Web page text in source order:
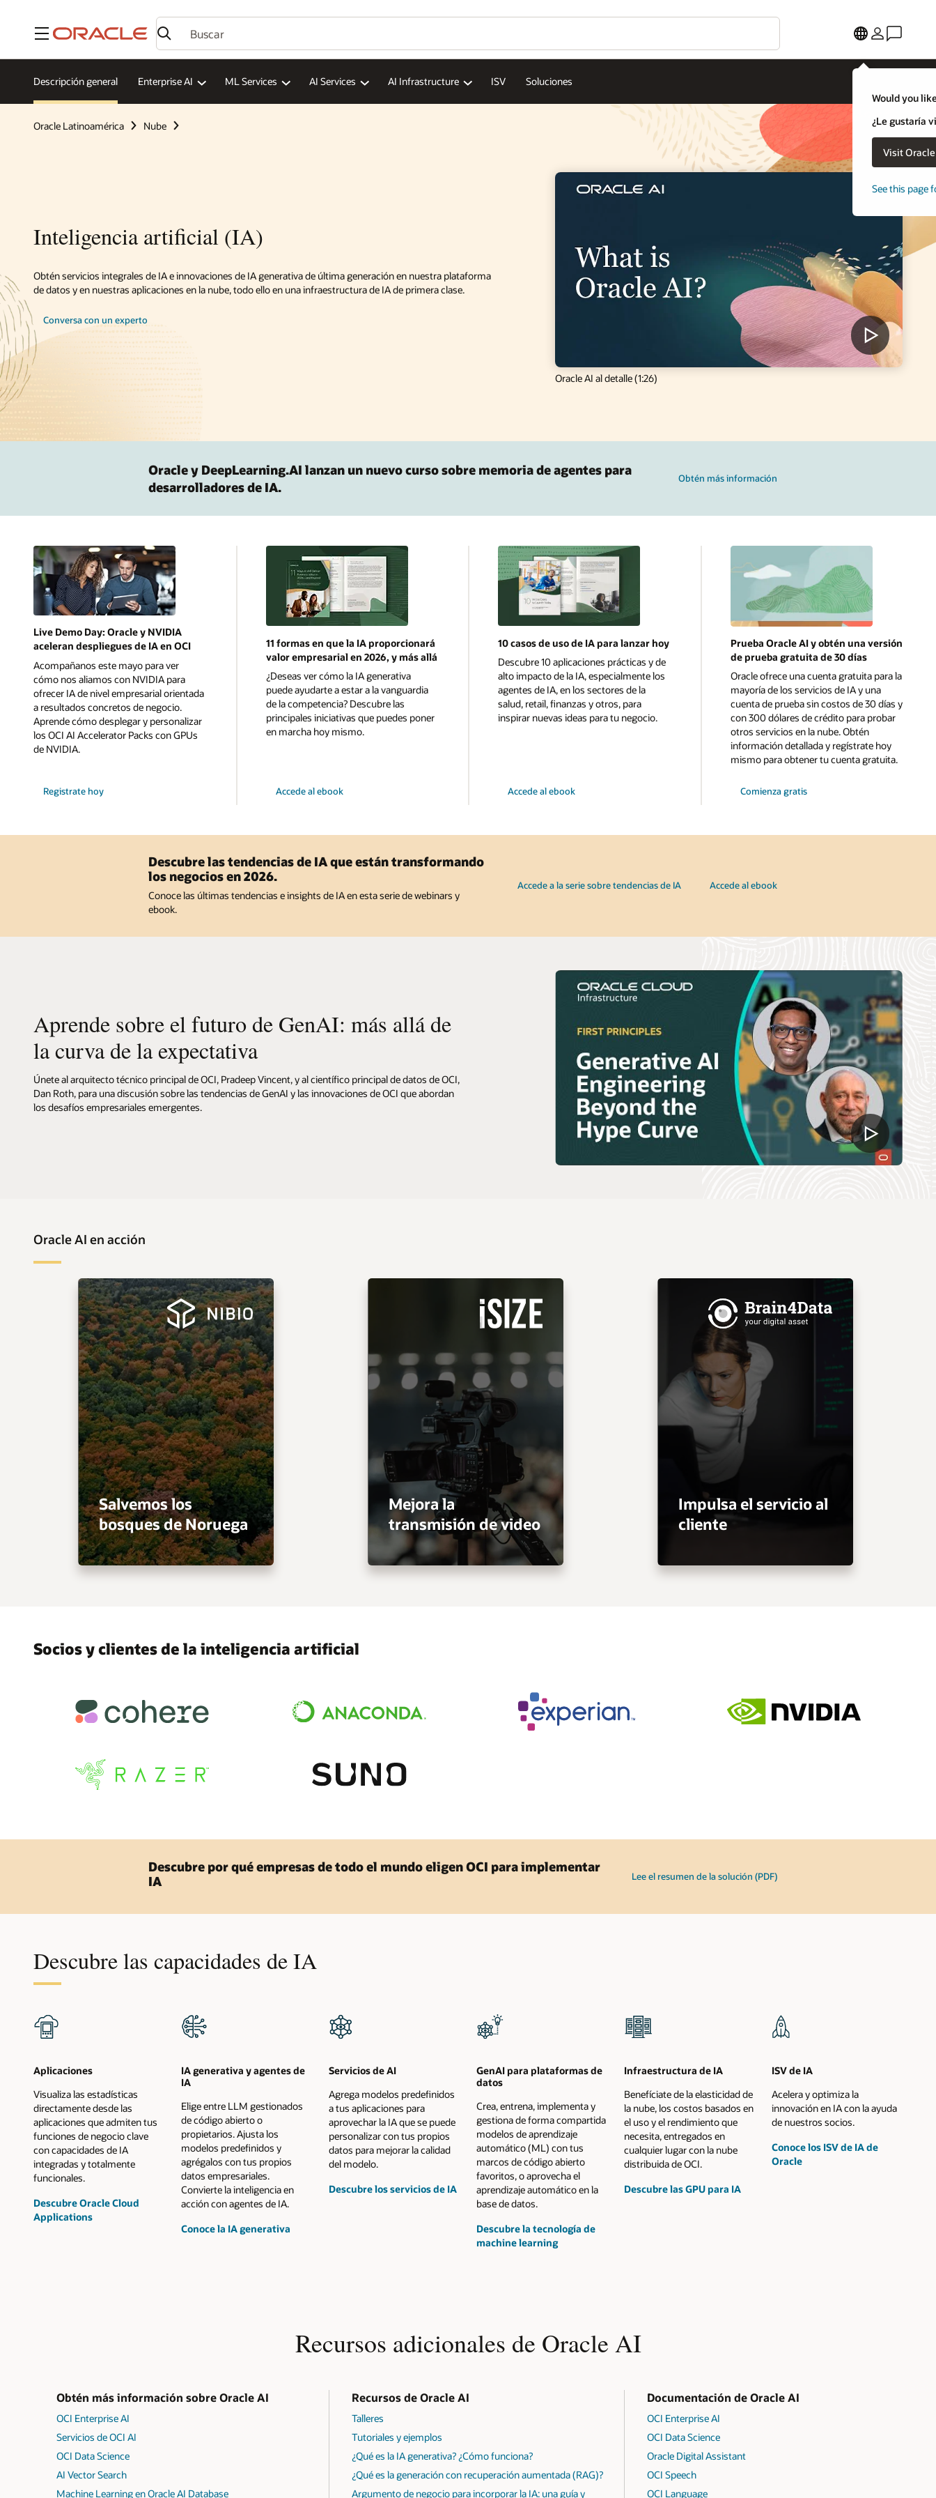
Menú
Would you
¿Le gustaría
Visit
See this page
Descripción general Enterprise AI ML Services AI Services AI Infrastructure ISV Soluciones
Oracle Latinoamérica Nube
Inteligencia artificial (IA)
Obtén servicios integrales de IA e innovaciones de IA generativa de última generación en nuestra plataforma
de datos y en nuestras aplicaciones en la nube, todo ello en una infraestructura de IA de primera clase.
Conversa con un experto
Oracle AI al detalle (1:26)
Oracle y DeepLearning.AI lanzan un nuevo curso sobre memoria de agentes para
desarrolladores de IA.
Obtén más información
Live Demo Day: Oracle y NVIDIA
aceleran despliegues de IA en OCI
Acompañanos este mayo para ver
cómo nos aliamos con NVIDIA para
ofrecer IA de nivel empresarial orientada
a resultados concretos de negocio.
Aprende cómo desplegar y personalizar
los OCI AI Accelerator Packs con GPUs
de NVIDIA.
Registrate hoy
Oracle
11 formas en que la IA proporcionará
valor empresarial en 2026, y más allá
¿Deseas ver cómo la IA generativa
puede ayudarte a estar a la vanguardia
de la competencia? Descubre las
principales iniciativas que puedes poner
en marcha hoy mismo.
Accede al ebook
la
aportará
valor
al
en
adelante
10 casos de uso de IA para lanzar hoy
Descubre 10 aplicaciones prácticas y de
alto impacto de la IA, especialmente los
agentes de IA, en los sectores de la
salud, retail, finanzas y otros, para
inspirar nuevas ideas para tu negocio.
Accede al ebook
casos
IA
Prueba Oracle AI y obtén una versión
de prueba gratuita de 30 días
Oracle ofrece una cuenta gratuita para la
mayoría de los servicios de IA y una
cuenta de prueba sin costos de 30 días y
con 300 dólares de crédito para probar
otros servicios en la nube. Obtén
información detallada y regístrate hoy
mismo para obtener tu cuenta gratuita.
Comienza gratis
Descubre las tendencias de IA que están transformando
los negocios en 2026.
Conoce las últimas tendencias e insights de IA en esta serie de webinars y
ebook.
Accede a la serie sobre tendencias de IA Accede al ebook
Aprende sobre el futuro de GenAI: más allá de
la curva de la expectativa
Únete al arquitecto técnico principal de OCI, Pradeep Vincent, y al científico principal de datos de OCI,
Dan Roth, para una discusión sobre las tendencias de GenAI y las innovaciones de OCI que abordan
los desafíos empresariales emergentes.
Oracle AI en acción
Salvemos los
bosques de Noruega
Mejora la
transmisión de video
Impulsa el servicio al
cliente
Socios y clientes de la inteligencia artificial
Descubre por qué empresas de todo el mundo eligen OCI para implementar
IA
Lee el resumen de la solución (PDF)
Descubre las capacidades de IA
Aplicaciones
Visualiza las estadísticas
directamente desde las
aplicaciones que admiten tus
funciones de negocio clave
con capacidades de IA
integradas y totalmente
funcionales.
Descubre Oracle Cloud
Applications
IA generativa y agentes de
IA
Elige entre LLM gestionados
de código abierto o
propietarios. Ajusta los
modelos predefinidos y
agrégalos con tus propios
datos empresariales.
Convierte la inteligencia en
acción con agentes de IA.
Conoce la IA generativa
Servicios de AI
Agrega modelos predefinidos
a tus aplicaciones para
aprovechar la IA que se puede
personalizar con tus propios
datos para mejorar la calidad
del modelo.
Descubre los servicios de IA
GenAI para plataformas de
datos
Crea, entrena, implementa y
gestiona de forma compartida
modelos de aprendizaje
automático (ML) con tus
marcos de código abierto
favoritos, o aprovecha el
aprendizaje automático en la
base de datos.
Descubre la tecnología de
machine learning
Infraestructura de IA
Benefíciate de la elasticidad de
la nube, los costos basados en
el uso y el rendimiento que
necesita, entregados en
cualquier lugar con la nube
distribuida de OCI.
Descubre las GPU para IA
ISV de IA
Acelera y optimiza la
innovación en IA con la ayuda
de nuestros socios.
Conoce los ISV de IA de
Oracle
Recursos adicionales de Oracle AI
Obtén más información sobre Oracle AI
OCI Enterprise AI
Servicios de OCI AI
OCI Data Science
AI Vector Search
Machine Learning en Oracle AI Database
Recursos de Oracle AI
Talleres
Tutoriales y ejemplos
¿Qué es la IA generativa? ¿Cómo funciona?
¿Qué es la generación con recuperación aumentada (RAG)?
Argumento de negocio para incorporar la IA: una guía y
Documentación de Oracle AI
OCI Enterprise AI
OCI Data Science
Oracle Digital Assistant
OCI Speech
OCI Language